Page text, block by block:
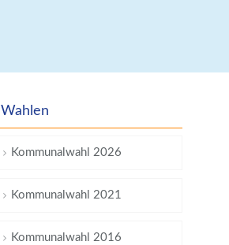
Wahlen
Kommunalwahl 2026
Kommunalwahl 2021
Kommunalwahl 2016